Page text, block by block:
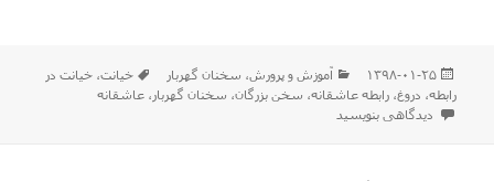
ارسال
شده
در
۱۳۹۸-۰۱-۲۵ دسته‌ها
آموزش و پرورش، سخنان گهربار برچسب‌ها
خیانت،خیانت در
رابطه، دروغ،رابطه عاشقانه، سخن بزرگان، سخنان گهربار ،عاشقانه
برای سخن کوتاه و زیبا
دیدگاهی بنویسید